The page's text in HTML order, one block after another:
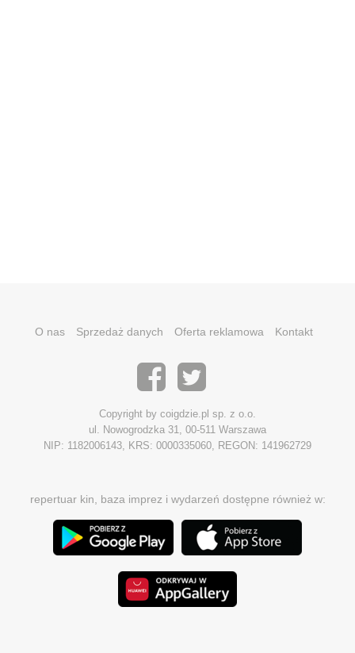
O nas Sprzedaż danych Oferta reklamowa Kontakt
Copyright by coigdzie.pl sp. z o.o.
ul. Nowogrodzka 31, 00-511 Warszawa
NIP: 1182006143, KRS: 0000335060, REGON: 141962729
repertuar kin, baza imprez i wydarzeń dostępne również w: